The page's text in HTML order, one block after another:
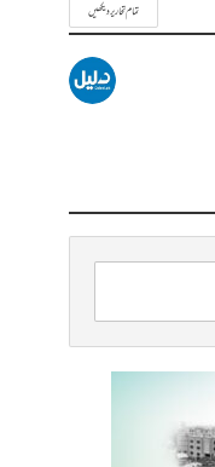
تمام تحاریر دیکھیں